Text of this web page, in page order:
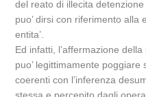
del reato di illecita
puo’ dirsi con riferimento alla
entita’.
Ed infatti, l’affermazione
puo’ legittimamente poggiare
coerenti con l’inferenza